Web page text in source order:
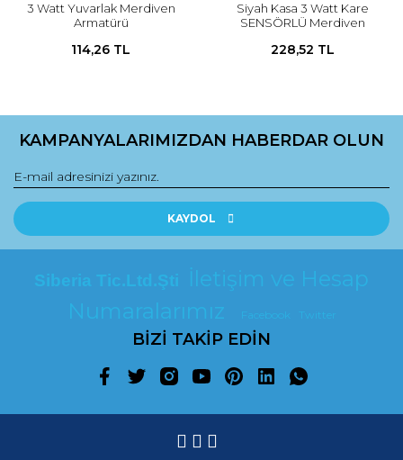
3 Watt Yuvarlak Merdiven
Armatürü
114,26 TL
Siyah Kasa 3 Watt Kare
SENSÖRLÜ Merdiven
228,52 TL
KAMPANYALARIMIZDAN HABERDAR OLUN
KAYDOL
Siberia Tic.Ltd.Şti
İletişim ve Hesap
Numaralarımız
Facebook Twitter
BİZİ TAKİP EDİN